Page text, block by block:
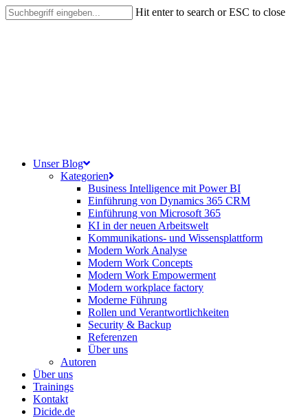
Skip
to
Hit enter to search or ESC to close
search
Menu
Unser Blog
Kategorien
Business Intelligence mit Power BI
Einführung von Dynamics 365 CRM
Einführung von Microsoft 365
KI in der neuen Arbeitswelt
Kommunikations- und Wissensplattform
Modern Work Analyse
Modern Work Concepts
Modern Work Empowerment
Modern workplace factory
Moderne Führung
Rollen und Verantwortlichkeiten
Security & Backup
Referenzen
Über uns
Autoren
Über uns
Trainings
Kontakt
Dicide.de